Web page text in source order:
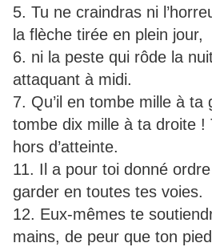
5. Tu ne craindras ni
la flèche tirée en plein jour,
6. ni la peste qui rôde la
attaquant à midi.
7. Qu’il en tombe mille à ta
tombe dix mille à ta droite !
hors d’atteinte.
11. Il a pour toi donné
garder en toutes tes voies.
12. Eux-mêmes te
mains, de peur que ton